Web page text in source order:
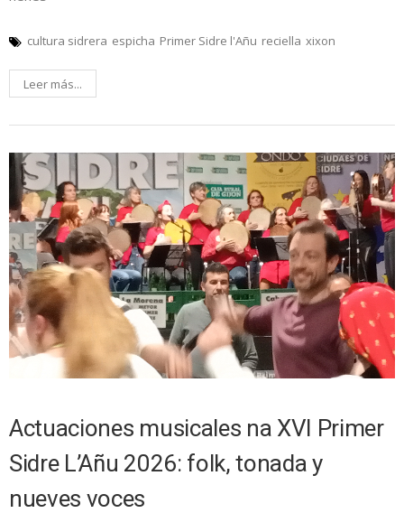
cultura sidrera espicha Primer Sidre l'Añu reciella xixon
Leer más...
Actuaciones musicales na XVI Primer
Sidre L’Añu 2026: folk, tonada y
nueves voces